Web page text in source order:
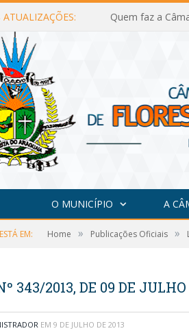
Quem faz a
O MUNICÍPIO A
EM: Home » Publicações Oficiais »
343/2013, DE 09 DE JULHO
EM 9 DE JULHO DE 2013